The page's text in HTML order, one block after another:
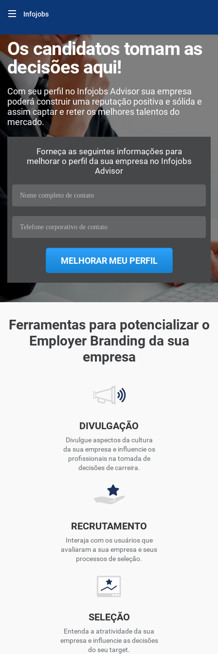
Infojobs
Os candidatos tomam as
decisões aqui!
Com seu perfil no Infojobs Advisor sua empresa
poderá construir uma reputação positiva e sólida e
assim captar e reter os melhores talentos do
mercado.
Forneça as seguintes informações para
melhorar o perfil da sua empresa no Infojobs
Advisor
Ferramentas para potencializar o
Employer Branding da sua
empresa
DIVULGAÇÃO
Divulgue aspectos da cultura
da sua empresa e influencie os
profissionais na tomada de
decisões de carreira.
RECRUTAMENTO
Interaja com os usuários que
avaliaram a sua empresa e seus
processos de seleção.
SELEÇÃO
Entenda a atratividade da sua
empresa e influencie as decisões
do seu target.